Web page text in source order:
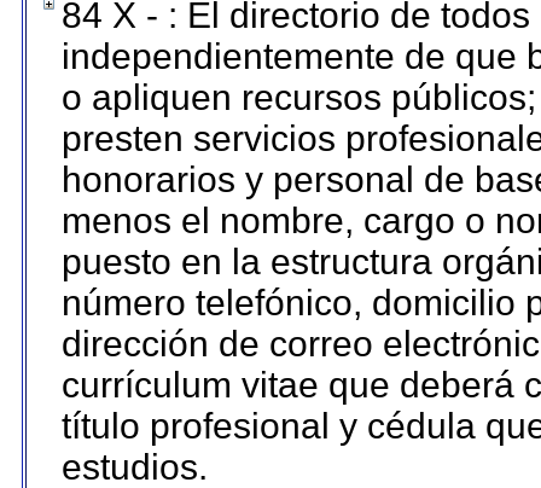
84 X - : El directorio de
independientemente de que
o apliquen recursos
presten servicios
honorarios y personal de
menos el nombre, cargo o
puesto en la estructura
número telefónico, domicilio
dirección de correo
currículum vitae que deberá
título profesional y cédula
estudios.